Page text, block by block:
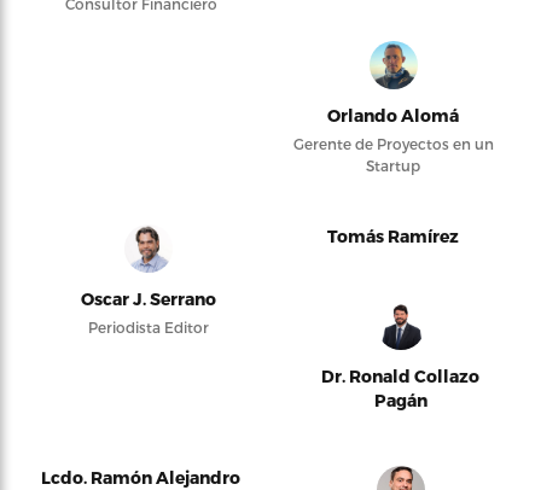
Consultor Financiero
Orlando Alomá
Gerente de Proyectos en un
Startup
Oscar J. Serrano
Periodista Editor
Tomás Ramírez
Dr. Ronald Collazo
Pagán
Lcdo. Ramón Alejandro